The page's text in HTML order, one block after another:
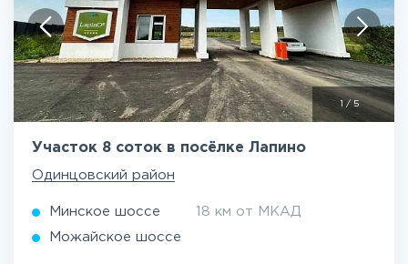
/ 5
Участок 8 соток в посёлке Лапино
Одинцовский район
Минское шоссе 18 км от МКАД
Можайское шоссе